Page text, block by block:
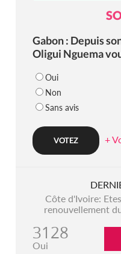
Gabon : Depuis
Oligui Nguema
Oui
Non
Sans avis
+
Côte d'Ivoire:
renouvellement
3128
Oui